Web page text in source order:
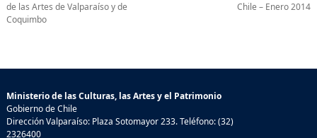
de las Artes de Valparaíso y de
Coquimbo
Chile – Enero 2014
Ministerio de las Culturas, las Artes y el Patrimonio
Gobierno de Chile
Dirección Valparaíso: Plaza Sotomayor 233. Teléfono: (32)
2326400